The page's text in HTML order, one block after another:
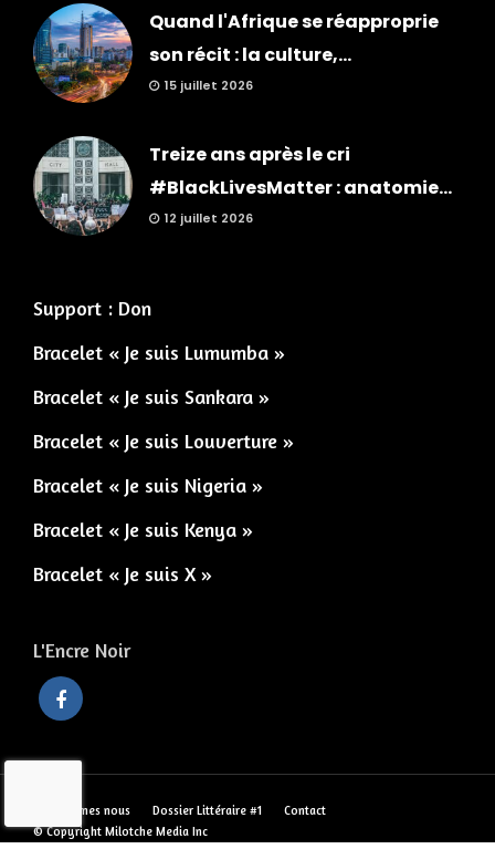
Quand l'Afrique se réapproprie
son récit : la culture,...
15 juillet 2026
Treize ans après le cri
#BlackLivesMatter : anatomie...
12 juillet 2026
Support : Don
Bracelet « Je suis Lumumba »
Bracelet « Je suis Sankara »
Bracelet « Je suis Louverture »
Bracelet « Je suis Nigeria »
Bracelet « Je suis Kenya »
Bracelet « Je suis X »
L'Encre Noir
Qui sommes nous Dossier Littéraire #1
Contact
© Copyright Milotche Media Inc